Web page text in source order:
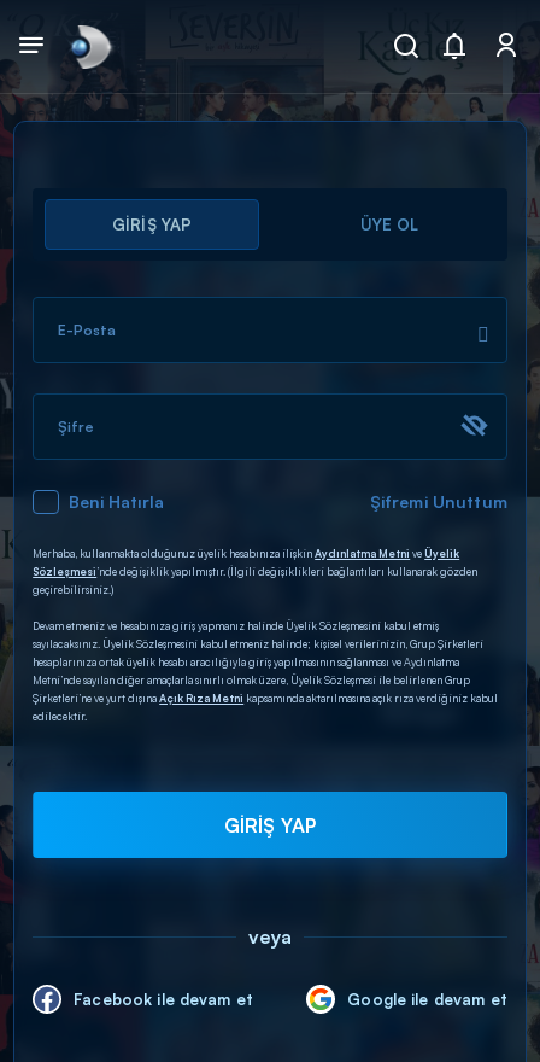
Arama
ARAMA SONUÇLARI
DİĞER SONUÇLAR
GİRİŞ YAP ÜYE OL
E-Posta
Şifre
Beni Hatırla Şifremi Unuttum
Merhaba, kullanmakta olduğunuz üyelik hesabınıza ilişkinAydınlatma Metni veÜyelik
Sözleşmesi’nde değişiklik yapılmıştır. (İlgili değişiklikleri bağlantıları kullanarak gözden
geçirebilirsiniz.)
Devam etmeniz ve hesabınıza giriş yapmanız halinde Üyelik Sözleşmesini kabul etmiş
sayılacaksınız. Üyelik Sözleşmesini kabul etmeniz halinde; kişisel verilerinizin, Grup Şirketleri
hesaplarınıza ortak üyelik hesabı aracılığıyla giriş yapılmasının sağlanması ve Aydınlatma
Metni’nde sayılan diğer amaçlarla sınırlı olmak üzere, Üyelik Sözleşmesi ile belirlenen Grup
Şirketleri’ne ve yurt dışınaAçık Rıza Metni kapsamında aktarılmasına açık rıza verdiğiniz kabul
edilecektir.
GİRİŞ YAP
veya
Facebook ile devam et Google ile devam et